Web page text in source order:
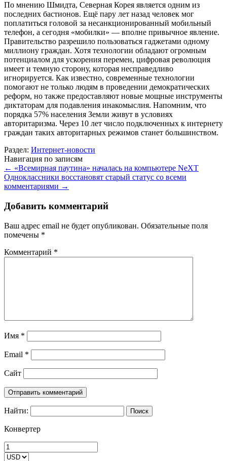
По мнению Шмидта, Северная Корея является одним из
последних бастионов. Ещё пару лет назад человек мог
поплатиться головой за несанкционированный мобильный
телефон, а сегодня «мобилки» — вполне привычное явление.
Правительство разрешило пользоваться гаджетами одному
миллиону граждан. Хотя технологии обладают огромным
потенциалом для ускорения перемен, цифровая революция
имеет и темную сторону, которая несправедливо
игнорируется. Как известно, современные технологии
помогают не только людям в проведении демократических
реформ, но также предоставляют новые мощные инструменты
диктаторам для подавления инакомыслия. Напомним, что
порядка 57% населения Земли живут в условиях
авторитаризма. Через 10 лет число подключенных к интернету
граждан таких авторитарных режимов станет большинством.
Раздел: Интернет-новости
Навигация по записям
← «Всемирная паутина» началась на компьютере NeXT
Одноклассники восстановят старый статус со всеми
комментариями →
Добавить комментарий
Ваш адрес email не будет опубликован. Обязательные поля
помечены *
Комментарий *
Имя *
Email *
Сайт
Найти:
Конвертер